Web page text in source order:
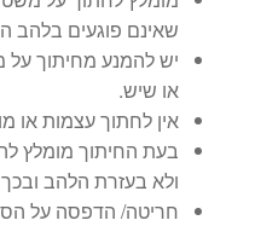
שאינם פוגעים בלהב
יש להמנע מחיתוך על
או שיש.
אין לחתוך עצמות או
בעת החיתוך מומלץ
ולא בעזרת הלהב
חריטה/ הדפסה על